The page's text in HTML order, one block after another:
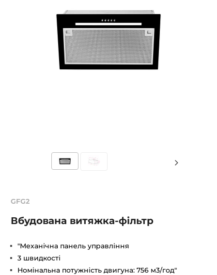
GFG2
Вбудована витяжка-фільтр
"Механічна панель управління
3 швидкості
Номінальна потужність двигуна: 756 м3/год"